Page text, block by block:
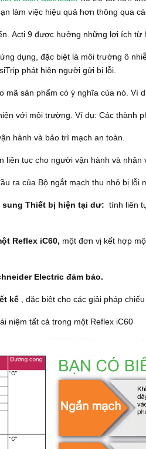
làm việc hiệu quả hơn thông qua
Acti 9 được hưởng những lợi ích từ
dụng, đặc biệt là môi trường ô
phát hiện người gửi bị lỗi.
mã sản phẩm có ý nghĩa của nó. Ví
với môi trường. Ví dụ: Các thành
hành và bảo trì mạch an toàn.
liên tục cho người vận hành và
ra của Bộ ngắt mạch thu nhỏ bị lỗi
sung Thiết bị hiện tại dư: tính liên
Reflex iC60, một đơn vị kết hợp
Electric đảm bảo.
kế , đặc biệt cho các giải pháp
niệm tất cả trong một Reflex iC60